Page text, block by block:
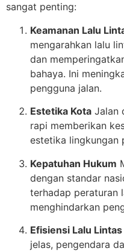
sangat penting:
Keamanan Lalu
mengarahkan lalu
dan
bahaya. Ini
pengguna jalan.
Estetika Kota Jalan
rapi memberikan
estetika lingkungan
Kepatuhan Hukum
dengan standar
terhadap peraturan
menghindarkan
Efisiensi Lalu Lintas
jelas, pengendara